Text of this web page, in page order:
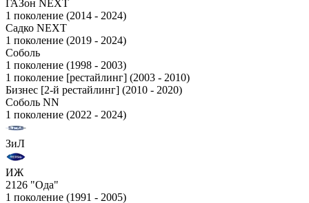
ГАЗон NEXT
1 поколение (2014 - 2024)
Садко NEXT
1 поколение (2019 - 2024)
Соболь
1 поколение (1998 - 2003)
1 поколение [рестайлинг] (2003 - 2010)
Бизнес [2-й рестайлинг] (2010 - 2020)
Соболь NN
1 поколение (2022 - 2024)
ЗиЛ
ИЖ
2126 "Ода"
1 поколение (1991 - 2005)